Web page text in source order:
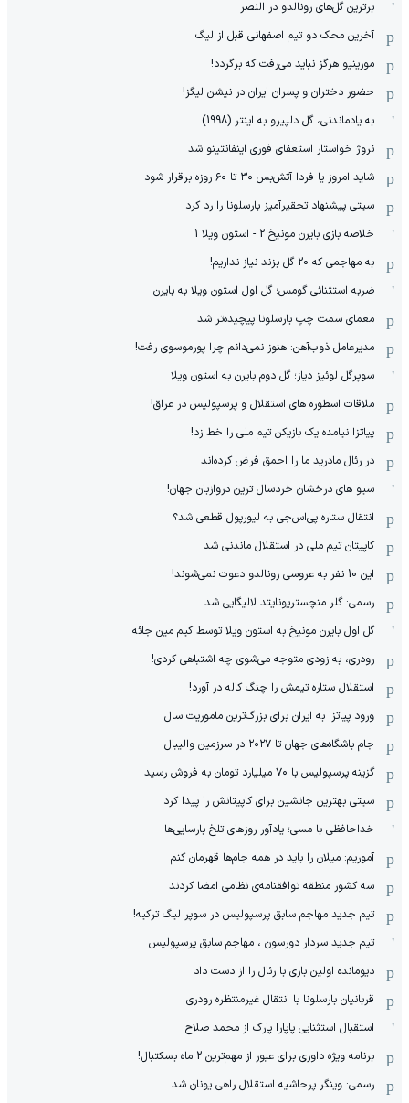
برترین گل‌های رونالدو در النصر
آخرین محک دو تیم اصفهانی قبل از لیگ
مورینیو هرگز نباید می‌رفت که برگردد!
حضور دختران و پسران ایران در نیشن لیگز!
به یادماندنی، گل دلپیرو به اینتر (1998)
نروژ خواستار استعفای فوری اینفانتینو شد
شاید امروز یا فردا آتش‌بس ۳۰ تا ۶۰ روزه برقرار شود
سیتی پیشنهاد تحقیرآمیز بارسلونا را رد کرد
خلاصه بازی بایرن مونیخ 2 - استون ویلا 1
به مهاجمی که 20 گل بزند نیاز نداریم!
ضربه استثنائی گومس؛ گل اول استون ویلا به بایرن
معمای سمت چپ بارسلونا پیچیده‌تر شد
مدیرعامل ذوب‌آهن: هنوز نمی‌دانم چرا پورموسوی رفت!
سوپرگل لوئیز دیاز؛ گل دوم بایرن به استون ویلا
ملاقات اسطوره های استقلال و پرسپولیس در عراق!
پیاتزا نیامده یک بازیکن تیم ملی را خط زد!
در رئال مادرید ما را احمق فرض کرده‌اند
سیو های درخشان خردسال ترین دروازبان جهان!
انتقال ستاره پی‌اس‌جی به لیورپول قطعی شد؟
کاپیتان تیم ملی در استقلال ماندنی شد
این 10 نفر به عروسی رونالدو دعوت نمی‌شوند!
رسمی: گلر منچستریونایتد لالیگایی شد
گل اول بایرن مونیخ به استون ویلا توسط کیم مین جائه
رودری، به زودی متوجه می‌شوی چه اشتباهی کردی!
استقلال ستاره تیمش را چنگ کاله در آورد!
ورود پیاتزا به ایران برای بزرگ‌ترین ماموریت سال
جام باشگاه‌های جهان تا ۲۰۲۷ در سرزمین والیبال
گزینه پرسپولیس با ۷۰ میلیارد تومان به فروش رسید
سیتی بهترین جانشین برای کاپیتانش را پیدا کرد
خداحافظی با مسی؛ یادآور روزهای تلخ بارسایی‌ها
آموریم: میلان را باید در همه جام‌ها قهرمان کنم
سه کشور منطقه توافقنامه‌ی نظامی امضا کردند
تیم جدید مهاجم سابق پرسپولیس در سوپر لیگ ترکیه!
تیم جدید سردار دورسون ، مهاجم سابق پرسپولیس
دیومانده اولین بازی با رئال را از دست داد
قربانیان بارسلونا با انتقال غیرمنتظره رودری
استقبال استثنایی پاپارا پارک از محمد صلاح
برنامه ویژه داوری برای عبور از مهم‌ترین 2 ماه بسکتبال!
رسمی: وینگر پرحاشیه استقلال راهی یونان شد